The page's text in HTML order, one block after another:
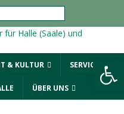
& KULTUR SERVICE
ÜBER UNS
Werkzeugleiste öffnen